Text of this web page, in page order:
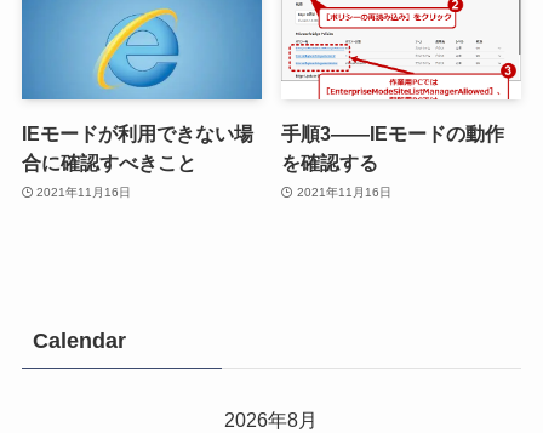
IEモードが利用できない場
合に確認すべきこと
2021年11月16日
手順3――IEモードの動作
を確認する
2021年11月16日
Calendar
2026年8月